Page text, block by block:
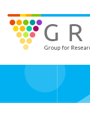
main
content